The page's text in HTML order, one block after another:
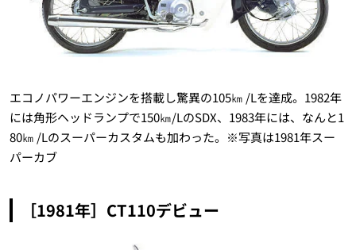
エコノパワーエンジンを搭載し驚異の105㎞ /Lを達成。1982年
には角形ヘッドランプで150㎞/LのSDX、1983年には、なんと1
80㎞ /Lのスーパーカスタムも加わった。※写真は1981年スー
パーカブ
［1981年］CT110デビュー